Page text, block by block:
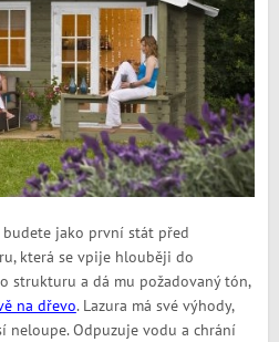
jako první stát před
která se vpije hlouběji do
strukturu a dá mu požadovaný tón,
na dřevo. Lazura má své výhody,
neloupe. Odpuzuje vodu a chrání